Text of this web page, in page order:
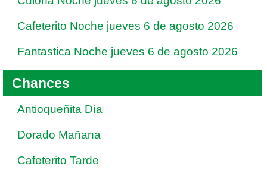
Cafeterito Noche jueves 6 de agosto 2026
Fantastica Noche jueves 6 de agosto 2026
Chances
Antioqueñita Día
Dorado Mañana
Cafeterito Tarde